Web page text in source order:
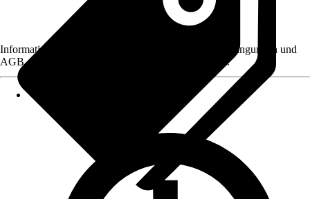
Informationen des Verkäufers, wie z. B. Rückgabebedingungen und
AGB, finden Sie bei Klick auf den Verkäufernamen.